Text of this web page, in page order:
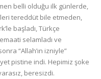
belli olduğu ilk günlerde,
tereddüt bile etmeden,
başladı, Türkçe
selamladı ve
“Allah’ın izniyle”
pistine indi. Hepimiz şoke
beresizdi.